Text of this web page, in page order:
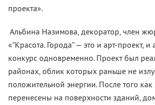
проекта».
Альбина Назимова, декоратор, член
«”Красота. Города” — это и арт-проект, и
конкурс одновременно. Проект был
районах, облик которых раньше не
положительной энергии. После того
перенесены на поверхности зданий,